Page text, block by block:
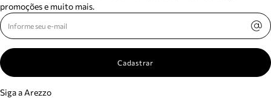
promoções e muito mais.
Cadastrar
Siga a Arezzo